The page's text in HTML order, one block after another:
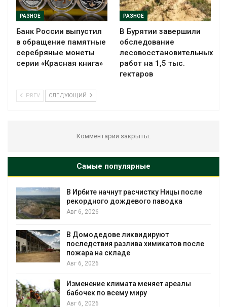
РАЗНОЕ
Банк России выпустил
в обращение памятные
серебряные монеты
серии «Красная книга»
РАЗНОЕ
В Бурятии завершили
обследование
лесовосстановительных
работ на 1,5 тыс.
гектаров
PREV СЛЕДУЮЩИЙ
Комментарии закрыты.
Самые популярные
В Ирбите начнут расчистку Ницы после
рекордного дождевого паводка
Авг 6, 2026
В Домодедове ликвидируют
последствия разлива химикатов после
пожара на складе
Авг 6, 2026
Изменение климата меняет ареалы
бабочек по всему миру
Авг 6, 2026